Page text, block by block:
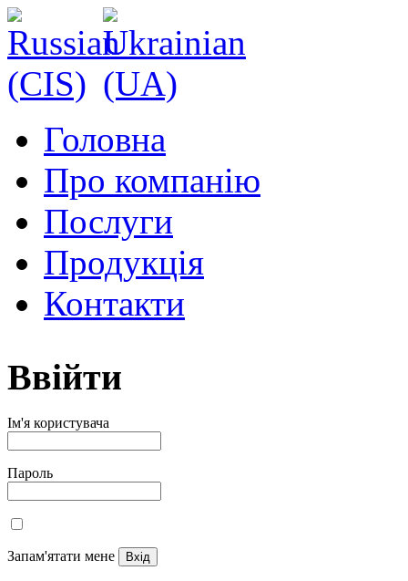
Головна
Про компанію
Послуги
Продукція
Контакти
Ввійти
Ім'я користувача
Пароль
Запам'ятати мене